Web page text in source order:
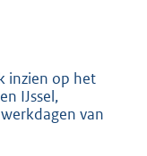
inzien op het
IJssel,
van